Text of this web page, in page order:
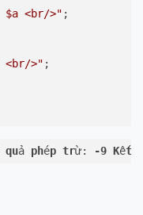
$a <br/>" ;
<br/>" ;
quả phép trừ: -9 Kết